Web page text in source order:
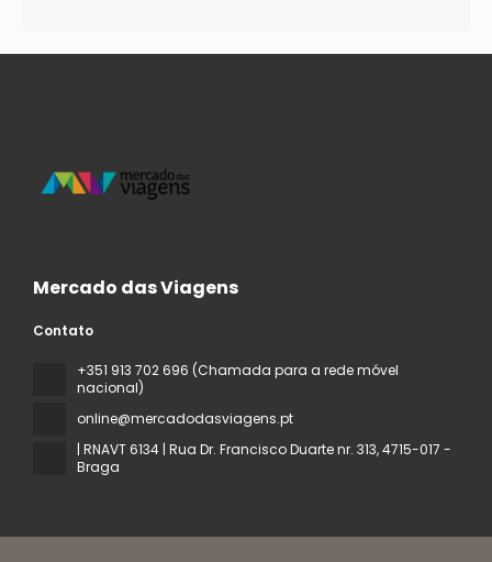
Mercado das Viagens
Contato
+351 913 702 696 (Chamada para a rede móvel
nacional)
online@mercadodasviagens.pt
| RNAVT 6134 | Rua Dr. Francisco Duarte nr. 313, 4715-017 -
Braga